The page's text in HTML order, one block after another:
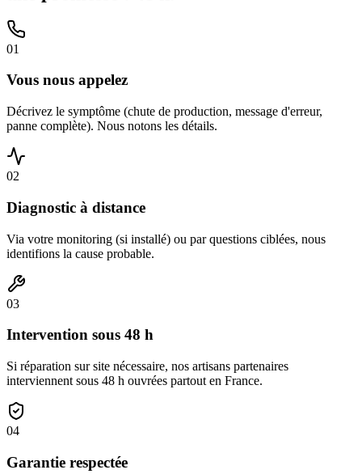
01
Vous nous appelez
Décrivez le symptôme (chute de production, message d'erreur,
panne complète). Nous notons les détails.
02
Diagnostic à distance
Via votre monitoring (si installé) ou par questions ciblées, nous
identifions la cause probable.
03
Intervention sous 48 h
Si réparation sur site nécessaire, nos artisans partenaires
interviennent sous 48 h ouvrées partout en France.
04
Garantie respectée